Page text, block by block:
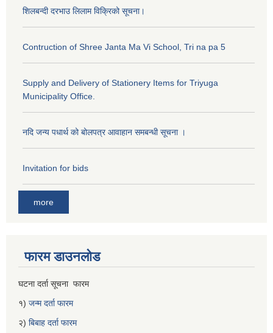
शिलबन्दी दरभाउ लिलाम विक्रिको सूचना।
Contruction of Shree Janta Ma Vi School, Tri na pa 5
Supply and Delivery of Stationery Items for Triyuga
Municipality Office.
नदि जन्य पधार्थ को बोलपत्र आवाहान समबन्धी सूचना ।
Invitation for bids
more
फारम डाउनलोड
घटना दर्ता सूचना फारम
१) जन्म दर्ता फारम
२) बिबाह दर्ता फारम